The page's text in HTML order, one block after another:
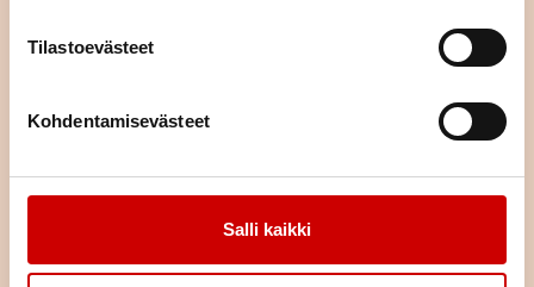
Tilastoevästeet
Kohdentamisevästeet
Salli kaikki
LIITY JÄSENEKSI